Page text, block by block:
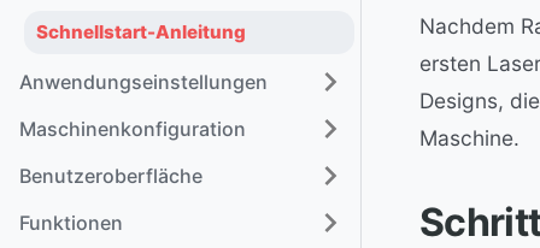
Schnellstart-Anleitung
Anwendungseinstellungen
Maschinenkonfiguration
Benutzeroberfläche
Funktionen
Nachdem
ersten
Designs,
Maschine.